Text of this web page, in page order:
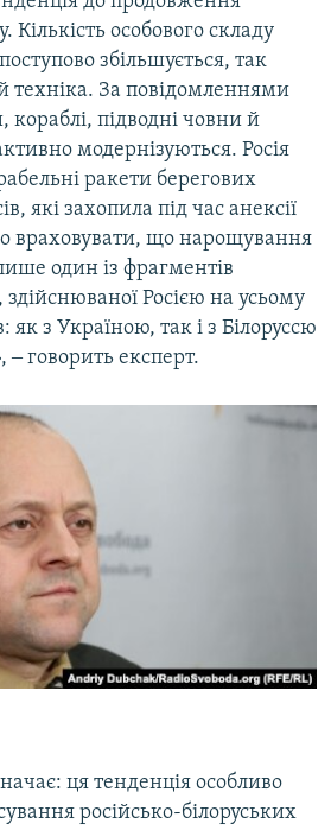
Кількість особового складу
збільшується, так
техніка. За повідомленнями
кораблі, підводні човни й
модернізуються. Росія
ракети берегових
які захопила під час анексії
враховувати, що нарощування
один із фрагментів
здійснюваної Росією на усьому
як з Україною, так і з Білоруссю
‒ говорить експерт.
ця тенденція особливо
російсько-білоруських